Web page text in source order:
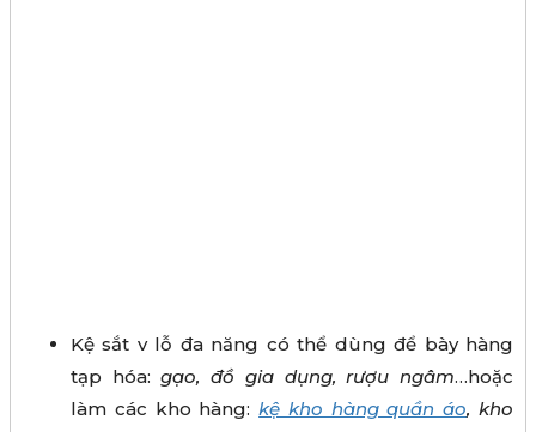
Kệ sắt v lỗ đa năng có thể dùng để bày hàng
tạp hóa:gạo, đồ gia dụng, rượu ngâm…hoặc
làm các kho hàng:kệ kho hàng quần áo, kho